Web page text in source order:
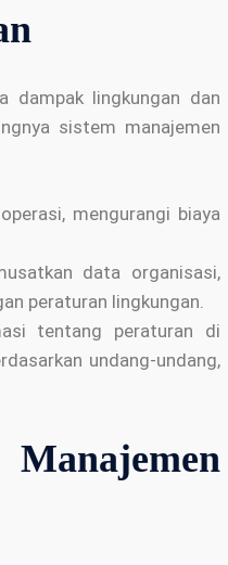
dampak lingkungan dan
sistem manajemen
mengurangi biaya
data organisasi,
peraturan lingkungan.
tentang peraturan di
undang-undang,